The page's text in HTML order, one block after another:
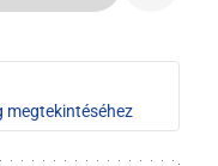
megtekintéséhez